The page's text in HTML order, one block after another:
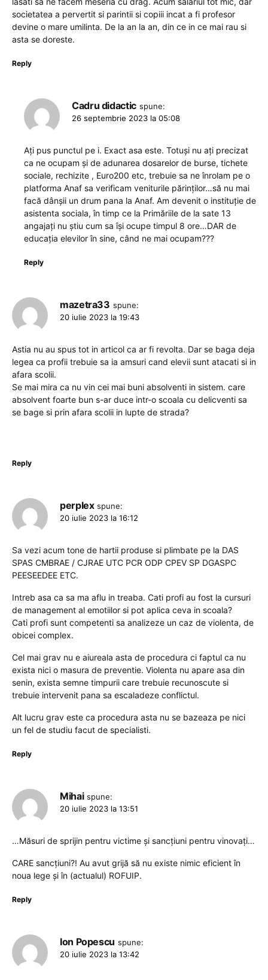
societatea a pervertit si parintii si copiii incat a fi profesor
devine o mare umilinta. De la an la an, din ce in ce mai rau si
asta se doreste.
Reply
Cadru didactic spune:
26 septembrie 2023 la 05:08
Ați pus punctul pe i. Exact asa este. Totuși nu ați precizat
ca ne ocupam și de adunarea dosarelor de burse, tichete
sociale, rechizite , Euro200 etc, trebuie sa ne înrolam pe o
platforma Anaf sa verificam veniturile părinților…să nu mai
facă dânșii un drum pana la Anaf. Am devenit o instituție de
asistenta sociala, în timp ce la Primăriile de la sate 13
angajați nu știu cum sa își ocupe timpul 8 ore…DAR de
educația elevilor în sine, când ne mai ocupam???
Reply
mazetra33 spune:
20 iulie 2023 la 19:43
Astia nu au spus tot in articol ca ar fi revolta. Dar se baga deja
legea ca profii trebuie sa ia amsuri cand elevii sunt atacati si in
afara scolii.
Se mai mira ca nu vin cei mai buni absolventi in sistem. care
absolvent foarte bun s-ar duce intr-o scoala cu delicventi sa
se bage si prin afara scolii in lupte de strada?
Reply
perplex spune:
20 iulie 2023 la 16:12
Sa vezi acum tone de hartii produse si plimbate pe la DAS
SPAS CMBRAE / CJRAE UTC PCR ODP CPEV SP DGASPC
PEESEEDEE ETC.
Intreb asa ca sa ma aflu in treaba. Cati profi au fost la cursuri
de management al emotiilor si pot aplica ceva in scoala?
Cati profi sunt competenti sa analizeze un caz de violenta, de
obicei complex.
Cel mai grav nu e aiureala asta de procedura ci faptul ca nu
exista nici o masura de preventie. Violenta nu apare asa din
senin, exista semne timpurii care trebuie recunoscute si
trebuie intervenit pana sa escaladeze conflictul.
Alt lucru grav este ca procedura asta nu se bazeaza pe nici
un fel de studiu facut de specialisti.
Reply
Mihai spune:
20 iulie 2023 la 13:51
…Măsuri de sprijin pentru victime și sancțiuni pentru vinovați…
CARE sancțiuni?! Au avut grijă să nu existe nimic eficient în
noua lege și în (actualul) ROFUIP.
Reply
Ion Popescu spune:
20 iulie 2023 la 13:42